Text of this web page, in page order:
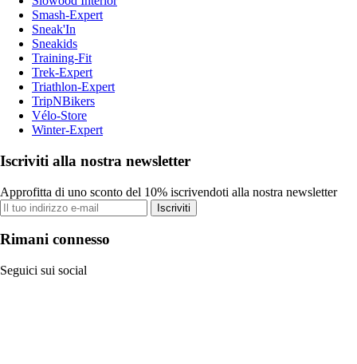
Smash-Expert
Sneak'In
Sneakids
Training-Fit
Trek-Expert
Triathlon-Expert
TripNBikers
Vélo-Store
Winter-Expert
Iscriviti alla nostra newsletter
Approfitta di uno sconto del 10% iscrivendoti alla nostra newsletter
Iscriviti
Rimani connesso
Seguici sui social